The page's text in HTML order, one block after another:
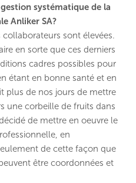
systématique de la
Anliker SA?
sont élevées.
en sorte que ces derniers
cadres possibles pour
étant en bonne santé et en
plus de nos jours de mettre
une corbeille de fruits dans
de mettre en oeuvre le
en
de cette façon que
être coordonnées et